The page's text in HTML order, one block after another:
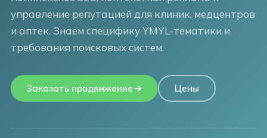
управление репутацией для клиник, медцентров
и аптек. Знаем специфику YMYL-тематики и
требования поисковых систем.
Заказать продвижение Цены